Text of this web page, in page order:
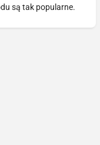
są tak popularne.